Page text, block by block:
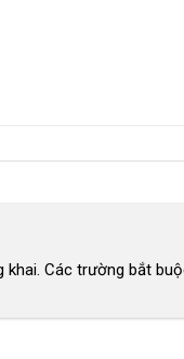
khai. Các trường bắt